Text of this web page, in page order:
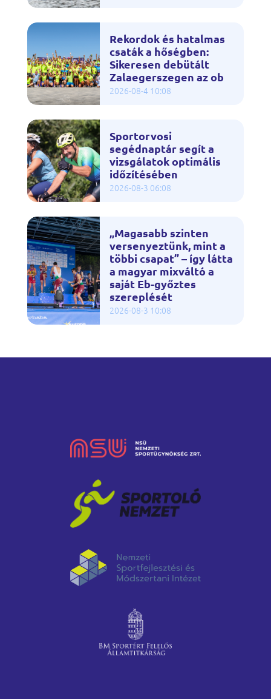
Rekordok és hatalmas
csaták a hőségben:
Sikeresen debütált
Zalaegerszegen az ob
2026-08-4 10:08
Sportorvosi
segédnaptár segít a
vizsgálatok optimális
időzítésében
2026-08-3 06:08
„Magasabb szinten
versenyeztünk, mint a
többi csapat” – így látta
a magyar mixváltó a
saját Eb-győztes
szereplését
2026-08-3 10:08